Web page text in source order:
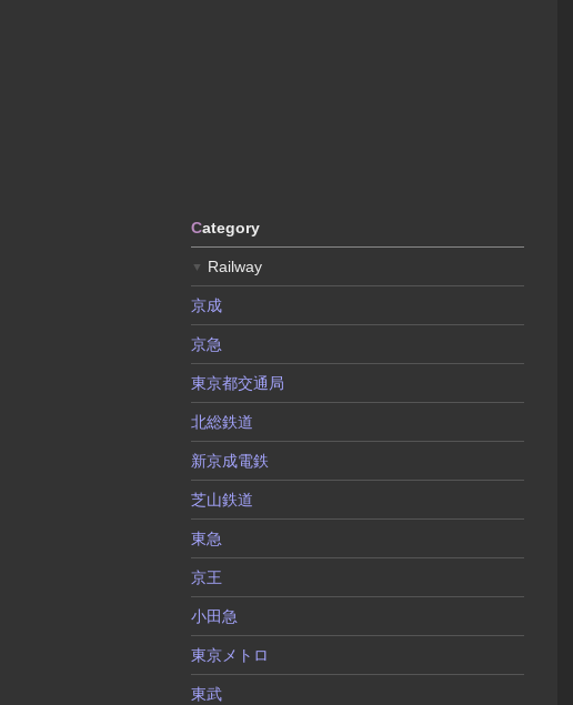
Category
▼ Railway
京成
京急
東京都交通局
北総鉄道
新京成電鉄
芝山鉄道
東急
京王
小田急
東京メトロ
東武